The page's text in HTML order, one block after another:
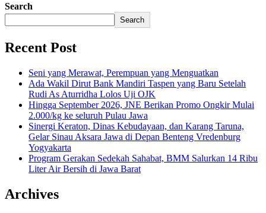
Search
Search
Recent Post
Seni yang Merawat, Perempuan yang Menguatkan
Ada Wakil Dirut Bank Mandiri Taspen yang Baru Setelah
Rudi As Aturridha Lolos Uji OJK
Hingga September 2026, JNE Berikan Promo Ongkir Mulai
2.000/kg ke seluruh Pulau Jawa
Sinergi Keraton, Dinas Kebudayaan, dan Karang Taruna,
Gelar Sinau Aksara Jawa di Depan Benteng Vredenburg
Yogyakarta
Program Gerakan Sedekah Sahabat, BMM Salurkan 14 Ribu
Liter Air Bersih di Jawa Barat
Archives